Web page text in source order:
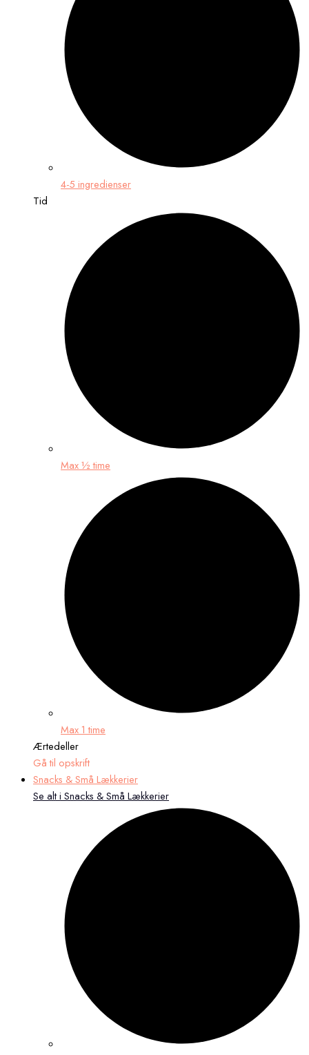
4-5 ingredienser
Tid
Max ½ time
Max 1 time
Ærtedeller
Gå til opskrift
Snacks & Små Lækkerier
Se alt i Snacks & Små Lækkerier